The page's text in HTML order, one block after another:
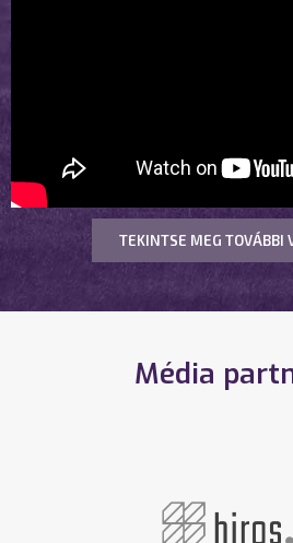
TEKINTSE MEG TOVÁBBI
Média